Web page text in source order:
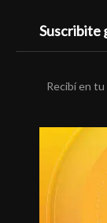
Suscribite
Recibí en